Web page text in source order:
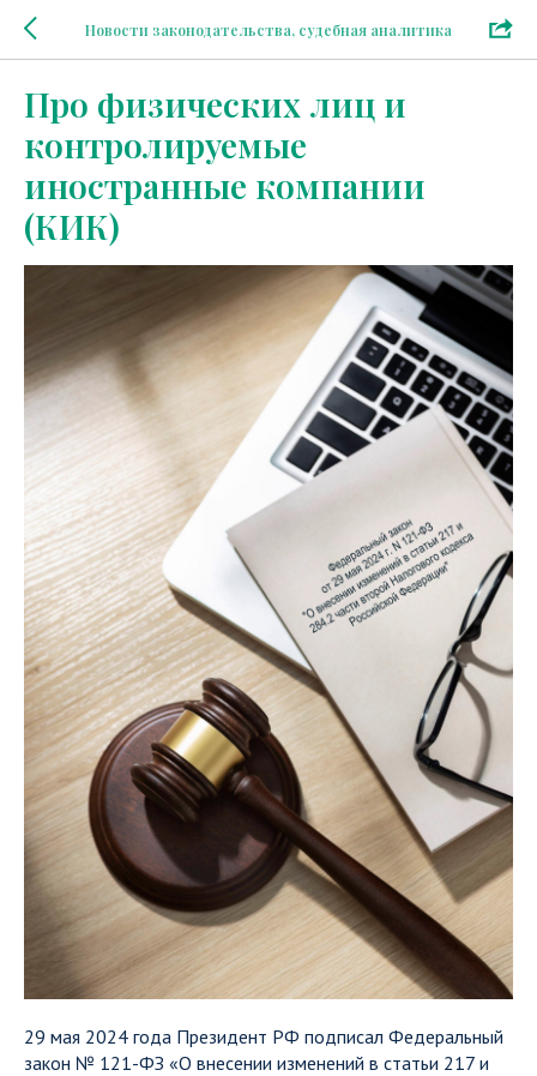
Новости законодательства, судебная аналитика
Про физических лиц и
контролируемые
иностранные компании
(КИК)
29 мая 2024 года Президент РФ подписал Федеральный
закон № 121-ФЗ «О внесении изменений в статьи 217 и